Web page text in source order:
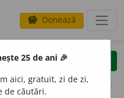
savings Donează
clear
opțiuni
25 de ani 🎉
aici, gratuit, zi de zi,
de căutări.